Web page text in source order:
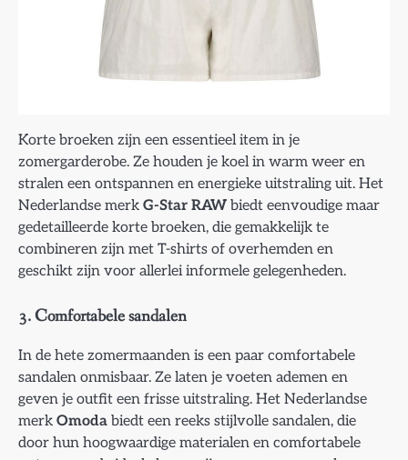
Korte broeken zijn een essentieel item in je
zomergarderobe. Ze houden je koel in warm weer en
stralen een ontspannen en energieke uitstraling uit. Het
Nederlandse merk G-Star RAW biedt eenvoudige maar
gedetailleerde korte broeken, die gemakkelijk te
combineren zijn met T-shirts of overhemden en
geschikt zijn voor allerlei informele gelegenheden.
3. Comfortabele sandalen
In de hete zomermaanden is een paar comfortabele
sandalen onmisbaar. Ze laten je voeten ademen en
geven je outfit een frisse uitstraling. Het Nederlandse
merk Omoda biedt een reeks stijlvolle sandalen, die
door hun hoogwaardige materialen en comfortabele